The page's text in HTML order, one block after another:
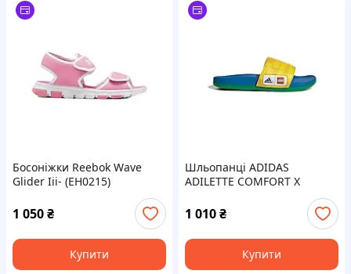
Босоніжки Reebok Wave
Glider Iii- (EH0215)
1 050₴
Купити
Шльопанці ADIDAS
ADILETTE COMFORT X
1 010₴
Купити